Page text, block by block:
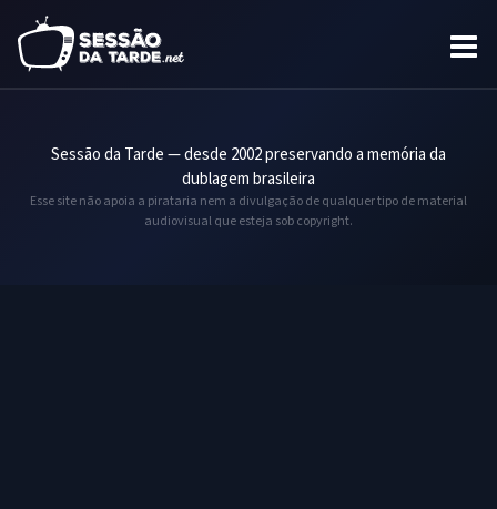
Sessão da Tarde — desde 2002 preservando a memória da
dublagem brasileira
Esse site não apoia a pirataria nem a divulgação de qualquer tipo de material
audiovisual que esteja sob copyright.